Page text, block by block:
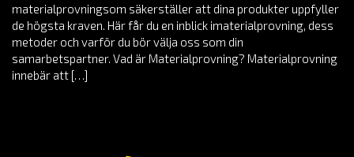
materialprovningsom säkerställer att dina produkter uppfyller
de högsta kraven. Här får du en inblick imaterialprovning, dess
metoder och varför du bör välja oss som din
samarbetspartner. Vad är Materialprovning? Materialprovning
innebär att […]